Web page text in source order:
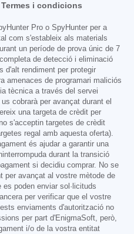
i condicions
Pro o SpyHunter per a
com s'estableix als materials
un període de prova únic de 7
de detecció i eliminació
d'alt rendiment per protegir
amenaces de programari maliciós
tècnica a través del servei
cobrarà per avançat durant el
una targeta de crèdit per
s'acceptin targetes de crèdit
regal amb aquesta oferta).
és ajudar a garantir una
durant la transició
si decidiu comprar. No se
per avançat al vostre mètode de
poden enviar sol·licituds
per verificar que el vostre
enviaments d'autorització no
per part d'EnigmaSoft, però,
i/o de la vostra entitat